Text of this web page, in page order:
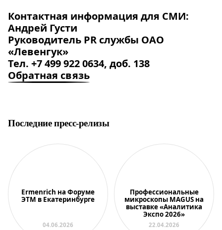
Контактная информация для СМИ:
Андрей Густи
Руководитель PR службы ОАО
«Левенгук»
Тел. +7 499 922 0634, доб. 138
Обратная связь
Последние пресс-релизы
Ermenrich на Форуме
ЭТМ в Екатеринбурге
04.06.2026
Профессиональные
микроскопы MAGUS на
выставке «Аналитика
Экспо 2026»
22.04.2026